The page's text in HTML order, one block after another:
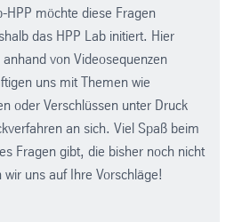
HPP möchte diese Fragen
das HPP Lab initiert. Hier
von Videosequenzen
uns mit Themen wie
oder Verschlüssen unter Druck
an sich. Viel Spaß beim
Fragen gibt, die bisher noch nicht
uns auf Ihre Vorschläge!